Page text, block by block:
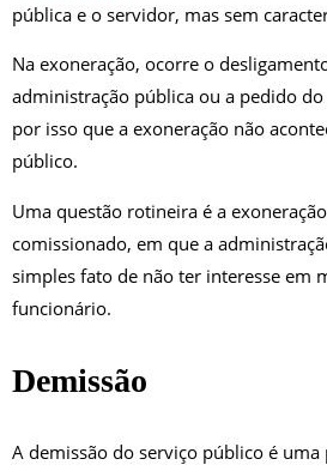
pública e o servidor, mas sem
Na exoneração, ocorre o
administração pública ou a pedido
por isso que a exoneração não
público.
Uma questão rotineira é a
comissionado, em que a
simples fato de não ter interesse em
funcionário.
Demissão
A demissão do serviço público é